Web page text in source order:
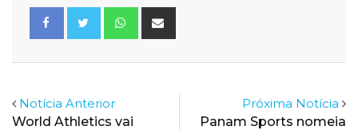
Whatsapp
Notícia Anterior
World Athletics vai
Próxima Notícia
Panam Sports nomeia